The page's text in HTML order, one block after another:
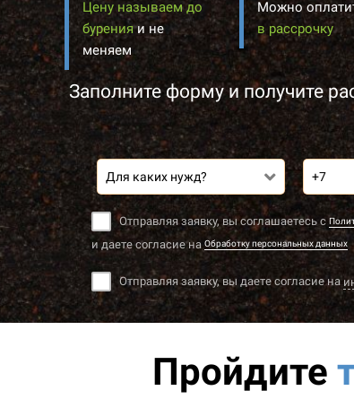
Цену называем до
буренияи не
меняем
Для каких нужд?
Отправляя заявку, вы соглашаетесь с
и даете согласие на Обработку персональных данных
Отправляя заявку, вы даете согласие на
Можно
в рассрочку
Заполните форму и получите
Пройдите